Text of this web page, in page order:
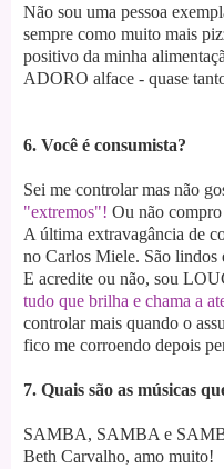
Não sou uma pessoa
sempre como muito mais
positivo da minha
ADORO alface - quase
6. Você é consumista?
Sei me controlar mas não
"extremos"! Ou não
A última extravagância de
no Carlos Miele. São lindos
E acredite ou não, sou
tudo que brilha e chama a
controlar mais quando o
fico me corroendo depois
7. Quais são as músicas
SAMBA, SAMBA e
Beth Carvalho, amo muito!